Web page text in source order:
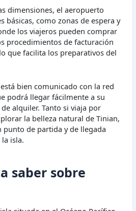
dimensiones, el aeropuerto
básicas, como zonas de espera y
los viajeros pueden comprar
procedimientos de facturación
que facilita los preparativos del
bien comunicado con la red
podrá llegar fácilmente a su
alquiler. Tanto si viaja por
la belleza natural de Tinian,
punto de partida y de llegada
isla.
saber sobre